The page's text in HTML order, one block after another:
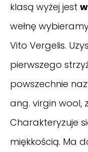
klasą wyżej jest
wełnę
Vito Vergelis.
pierwszego
powszechnie
ang. virgin wool,
Charakteryzuje
miękkością. Ma